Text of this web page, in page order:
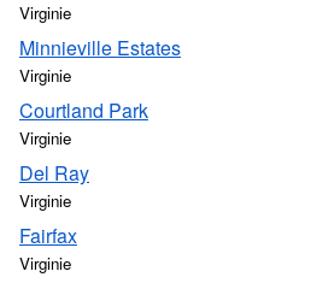
Virginie
Minnieville Estates
Virginie
Courtland Park
Virginie
Del Ray
Virginie
Fairfax
Virginie